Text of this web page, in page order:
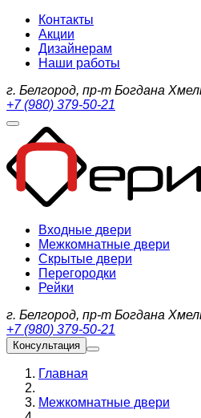
Контакты
Акции
Дизайнерам
Наши работы
г. Белгород, пр-т Богдана
+7 (980) 379-50-21
Входные двери
Межкомнатные двери
Скрытые двери
Перегородки
Рейки
г. Белгород, пр-т Богдана
+7 (980) 379-50-21
Консультация
Главная
Межкомнатные двери